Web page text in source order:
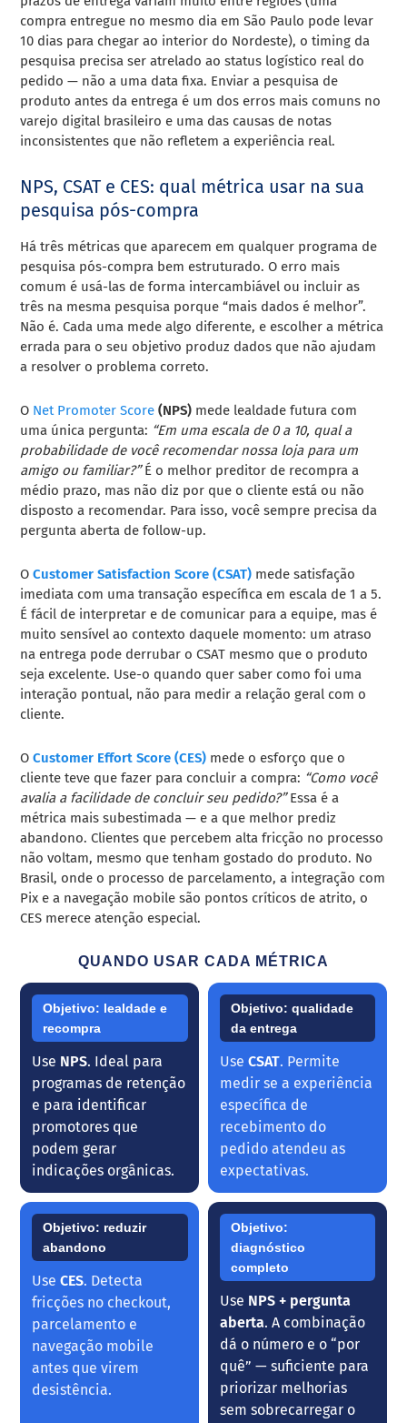
compra entregue no mesmo dia em São Paulo pode levar
10 dias para chegar ao interior do Nordeste), o timing da
pesquisa precisa ser atrelado ao status logístico real do
pedido — não a uma data fixa. Enviar a pesquisa de
produto antes da entrega é um dos erros mais comuns no
varejo digital brasileiro e uma das causas de notas
inconsistentes que não refletem a experiência real.
NPS, CSAT e CES: qual métrica usar na sua
pesquisa pós-compra
Há três métricas que aparecem em qualquer programa de
pesquisa pós-compra bem estruturado. O erro mais
comum é usá-las de forma intercambiável ou incluir as
três na mesma pesquisa porque “mais dados é melhor”.
Não é. Cada uma mede algo diferente, e escolher a métrica
errada para o seu objetivo produz dados que não ajudam
a resolver o problema correto.
O Net Promoter Score (NPS) mede lealdade futura com
uma única pergunta: “Em uma escala de 0 a 10, qual a
probabilidade de você recomendar nossa loja para um
amigo ou familiar?”É o melhor preditor de recompra a
médio prazo, mas não diz por que o cliente está ou não
disposto a recomendar. Para isso, você sempre precisa da
pergunta aberta de follow-up.
OCustomer Satisfaction Score (CSAT) mede satisfação
imediata com uma transação específica em escala de 1 a 5.
É fácil de interpretar e de comunicar para a equipe, mas é
muito sensível ao contexto daquele momento: um atraso
na entrega pode derrubar o CSAT mesmo que o produto
seja excelente. Use-o quando quer saber como foi uma
interação pontual, não para medir a relação geral com o
cliente.
OCustomer Effort Score (CES) mede o esforço que o
cliente teve que fazer para concluir a compra: “Como você
avalia a facilidade de concluir seu pedido?”Essa é a
métrica mais subestimada — e a que melhor prediz
abandono. Clientes que percebem alta fricção no processo
não voltam, mesmo que tenham gostado do produto. No
Brasil, onde o processo de parcelamento, a integração com
Pix e a navegação mobile são pontos críticos de atrito, o
CES merece atenção especial.
QUANDO USAR CADA MÉTRICA
Objetivo: lealdade e
recompra
Use NPS. Ideal para
programas de retenção
e para identificar
promotores que
podem gerar
indicações orgânicas.
Objetivo: qualidade
da entrega
Use CSAT. Permite
medir se a experiência
específica de
recebimento do
pedido atendeu as
expectativas.
Objetivo: reduzir
abandono
Use CES. Detecta
fricções no checkout,
parcelamento e
navegação mobile
antes que virem
desistência.
Objetivo:
diagnóstico
completo
Use NPS + pergunta
aberta. A combinação
dá o número e o “por
quê” — suficiente para
priorizar melhorias
sem sobrecarregar o